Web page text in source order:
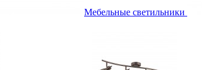
Мебельные светильники